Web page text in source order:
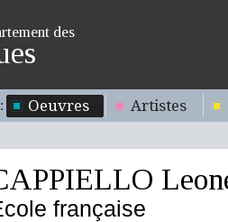
des
Oeuvres Artistes
française